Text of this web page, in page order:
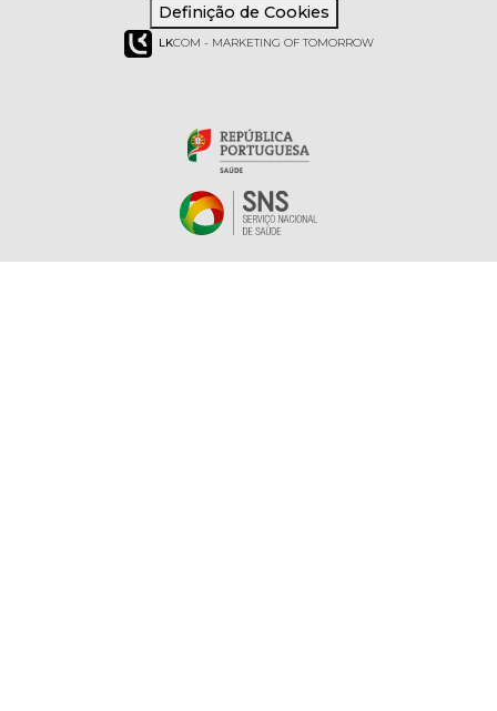
Definição de Cookies
LKCOM - MARKETING OF TOMORROW